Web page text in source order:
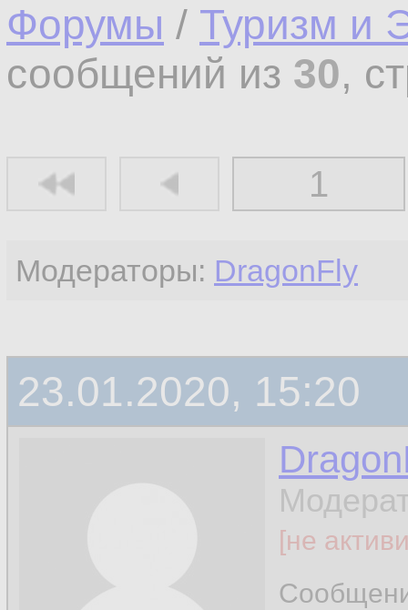
Форумы / Туризм и
сообщений из 30,
1
Модераторы: DragonFly
23.01.2020, 15:20
[не